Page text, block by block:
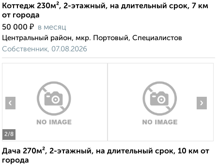
Коттедж 230м², 2-этажный, на длительный срок, 7 км
от города
50 000 ₽ в месяц
Центральный район, мкр. Портовый, Специалистов
Собственник, 07.08.2026
2/8
‹ ›
Дача 270м², 2-этажный, на длительный срок, 10 км от
города